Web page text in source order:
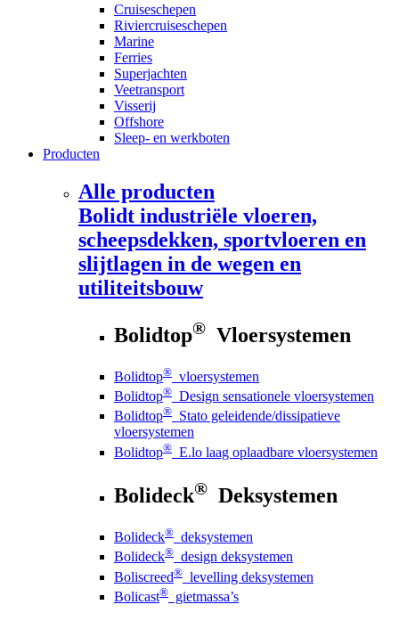
Cruiseschepen
Riviercruiseschepen
Marine
Ferries
Superjachten
Veetransport
Visserij
Offshore
Sleep- en werkboten
Producten
Alle producten
Bolidt industriële vloeren,
scheepsdekken, sportvloeren en
slijtlagen in de wegen en
utiliteitsbouw
Bolidtop® Vloersystemen
Bolidtop® vloersystemen
Bolidtop® Design sensationele vloersystemen
Bolidtop® Stato geleidende/dissipatieve
vloersystemen
Bolidtop® E.lo laag oplaadbare vloersystemen
Bolideck® Deksystemen
Bolideck® deksystemen
Bolideck® design deksystemen
Boliscreed® levelling deksystemen
Bolicast® gietmassa’s